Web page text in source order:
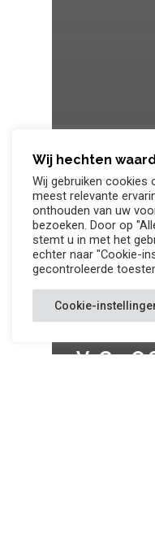
V.C.
Wij hechten
Wij gebruiken cookies
meest relevante
onthouden van uw
bezoeken. Door op
stemt u in met het
echter naar "Cookie-
gecontroleerde
Cookie-